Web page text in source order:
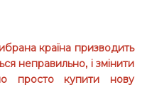
країна призводить
неправильно, і змінити
просто купити нову